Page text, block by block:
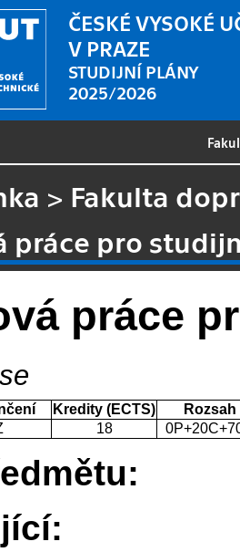
ČESKÉ VYSOKÉ
V PRAZE
STUDIJNÍ PLÁNY
2025/2026
> Fakulta
práce pro
práce
Kredity (ECTS)
Rozsah
18